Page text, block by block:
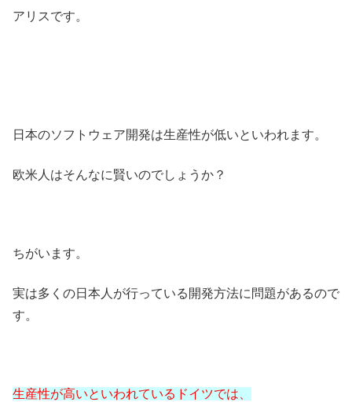
アリスです。
日本のソフトウェア開発は生産性が低いといわれます。
欧米人はそんなに賢いのでしょうか？
ちがいます。
実は多くの日本人が行っている開発方法に問題があるので
す。
生産性が高いといわれているドイツでは、